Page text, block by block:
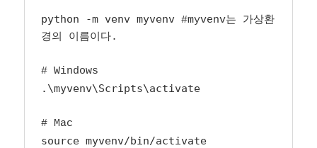
python -m venv myvenv #myvenv는 가상환
경의 이름이다.
.\myvenv\Scripts\activate
source myvenv/bin/activate